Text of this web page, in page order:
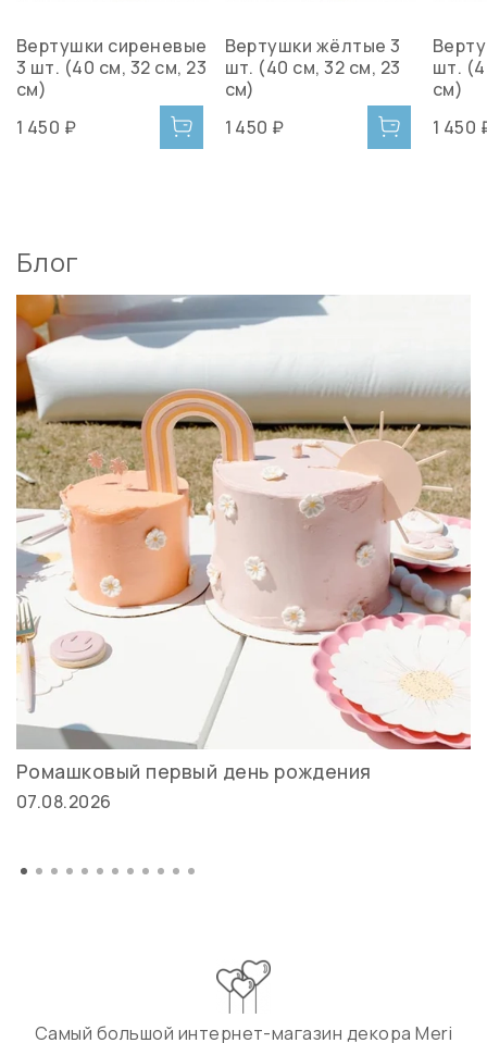
Вертушки сиреневые
3 шт. (40 см, 32 см, 23
см)
1 450 ₽
Вертушки жёлтые 3
шт. (40 см, 32 см, 23
см)
1 450 ₽
шт.
см)
1 450
Блог
Ромашковый первый день рождения
07.08.2026
Самый большой интернет-магазин декора Meri